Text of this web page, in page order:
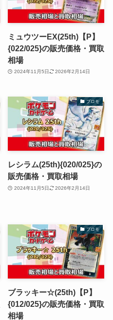
ミュウツーEX(25th)【P】
{022/025}の販売価格・買取
相場
2024年11月5日 2026年2月14日
プロモ
レシラム(25th){020/025}の
販売価格・買取相場
2024年11月5日 2026年2月14日
プロモ
ブラッキー☆(25th)【P】
{012/025}の販売価格・買取
相場